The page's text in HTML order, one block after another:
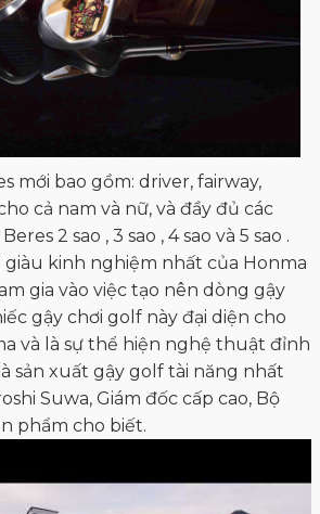
mới bao gồm: driver, fairway,
cả nam và nữ, và đầy đủ các
2 sao , 3 sao , 4 sao và 5 sao .
kinh nghiệm nhất của Honma
gia vào việc tạo nên dòng gậy
gậy chơi golf này đại diện cho
và là sự thể hiện nghệ thuật đỉnh
sản xuất gậy golf tài năng nhất
Suwa, Giám đốc cấp cao, Bộ
phẩm cho biết.